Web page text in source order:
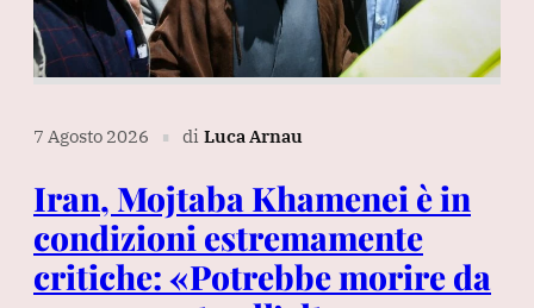
7 Agosto 2026 ∎ di Luca Arnau
Iran, Mojtaba Khamenei è in
condizioni estremamente
critiche: «Potrebbe morire da